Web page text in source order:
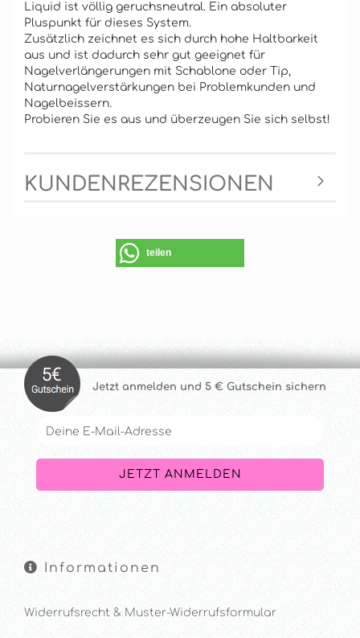
Liquid ist völlig geruchsneutral. Ein absoluter
Pluspunkt für dieses System.
Zusätzlich zeichnet es sich durch hohe Haltbarkeit
aus und ist dadurch sehr gut geeignet für
Nagelverlängerungen mit Schablone oder Tip,
Naturnagelverstärkungen bei Problemkunden und
Nagelbeissern.
Probieren Sie es aus und überzeugen Sie sich selbst!
KUNDENREZENSIONEN
teilen
Jetzt anmelden und 5 € Gutschein sichern
Informationen
Widerrufsrecht & Muster-Widerrufsformular